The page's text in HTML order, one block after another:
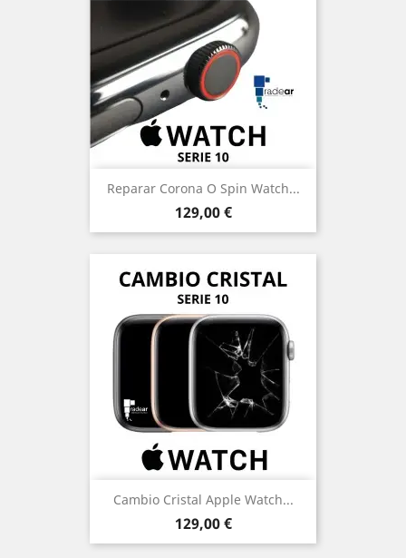
Reparar Corona O Spin Watch...
Precio
129,00 €
Cambio Cristal Apple Watch...
Precio
129,00 €